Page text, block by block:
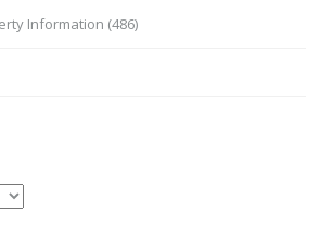
Information (486)